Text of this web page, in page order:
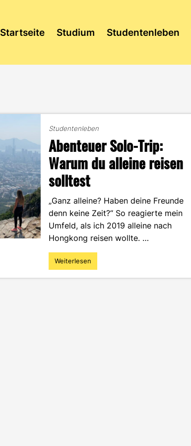
Startseite Studium Studentenleben
Studentenleben
Abenteuer Solo-Trip:
Warum du alleine reisen
solltest
„Ganz alleine? Haben deine Freunde
denn keine Zeit?“ So reagierte mein
Umfeld, als ich 2019 alleine nach
Hongkong reisen wollte. …
"Abenteuer
Solo-
Weiterlesen